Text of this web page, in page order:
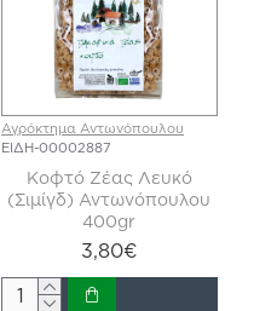
Αγρόκτημα Αντωνόπουλου
ΕΙΔΗ-00002887
Κοφτό Ζέας Λευκό
(Σιμίγδ) Αντωνόπουλου
400gr
3,80€